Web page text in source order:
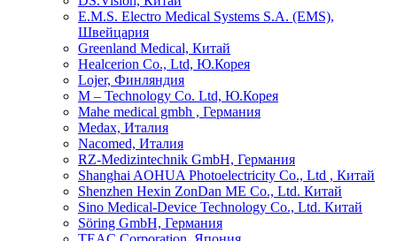
E.M.S. Electro Medical Systems S.A. (EMS),
Швейцария
Greenland Medical, Китай
Healcerion Co., Ltd, Ю.Корея
Lojer, Финляндия
M – Technology Co. Ltd, Ю.Корея
Mahe medical gmbh , Германия
Medax, Италия
Nacomed, Италия
RZ-Medizintechnik GmbH, Германия
Shanghai AOHUA Photoelectricity Co., Ltd , Китай
Shenzhen Hexin ZonDan ME Co., Ltd. Китай
Sino Medical-Device Technology Со., Ltd. Китай
Söring GmbH, Германия